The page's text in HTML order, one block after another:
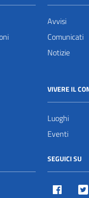
Avvisi
Comunicati
Notizie
VIVERE IL
Luoghi
Eventi
SEGUICI SU
Facebook